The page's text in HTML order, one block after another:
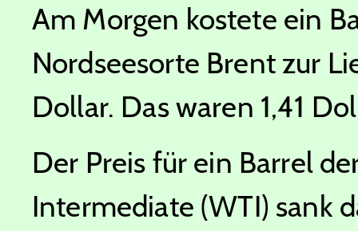
Am Morgen kostete ein
Nordseesorte Brent zur
Dollar. Das waren 1,41
Der Preis für ein Barrel
Intermediate (WTI) sank